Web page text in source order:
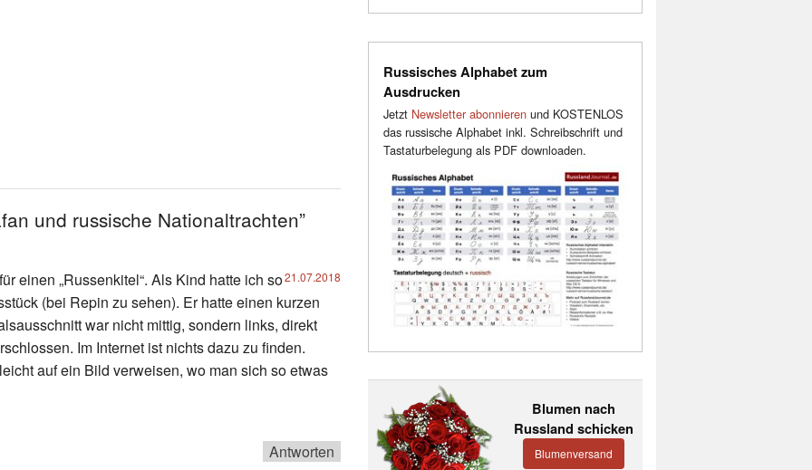
und russische Nationaltrachten”
21.07.2018
einen „Russenkitel“. Als Kind hatte ich so
(bei Repin zu sehen). Er hatte einen kurzen
war nicht mittig, sondern links, direkt
Im Internet ist nichts dazu zu finden.
auf ein Bild verweisen, wo man sich so etwas
Antworten
Russisches Alphabet zum
Ausdrucken
Jetzt Newsletter abonnierenund KOSTENLOS
das russische Alphabet inkl. Schreibschrift und
Tastaturbelegung als PDF downloaden.
Blumen nach
Russland schicken
Blumenversand